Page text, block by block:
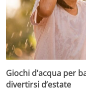
Giochi d’acqua per
divertirsi d’estate